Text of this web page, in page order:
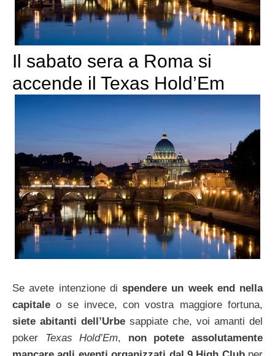
Il sabato sera a Roma si
accende il Texas Hold’Em
Se avete intenzione di spendere un week end nella
capitale o se invece, con vostra maggiore fortuna,
siete abitanti dell’Urbe sappiate che, voi amanti del
poker Texas Hold’Em, non potete assolutamente